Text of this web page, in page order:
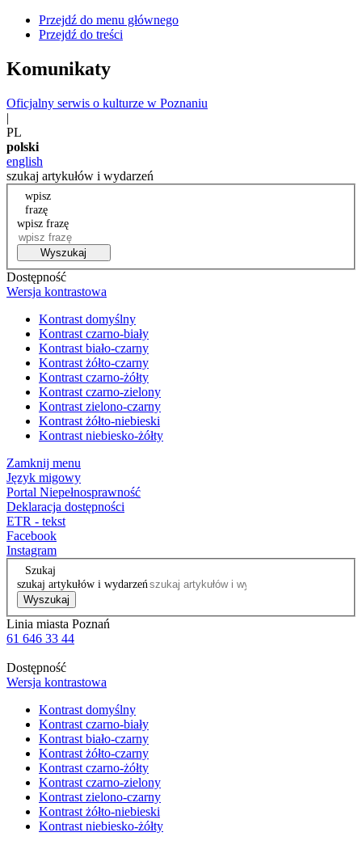
Przejdź do menu głównego
Przejdź do treści
Komunikaty
Oficjalny serwis o kulturze w Poznaniu
|
PL
polski
english
szukaj artykułów i wydarzeń
wpisz
frazę
wpisz frazę
Wyszukaj
Dostępność
Wersja kontrastowa
Kontrast domyślny
Kontrast czarno-biały
Kontrast biało-czarny
Kontrast żółto-czarny
Kontrast czarno-żółty
Kontrast czarno-zielony
Kontrast zielono-czarny
Kontrast żółto-niebieski
Kontrast niebiesko-żółty
Zamknij menu
Język migowy
Portal Niepełnosprawność
Deklaracja dostępności
ETR - tekst
Facebook
Instagram
Szukaj
szukaj artykułów i wydarzeń
Wyszukaj
Linia miasta Poznań
61 646 33 44
Dostępność
Wersja kontrastowa
Kontrast domyślny
Kontrast czarno-biały
Kontrast biało-czarny
Kontrast żółto-czarny
Kontrast czarno-żółty
Kontrast czarno-zielony
Kontrast zielono-czarny
Kontrast żółto-niebieski
Kontrast niebiesko-żółty